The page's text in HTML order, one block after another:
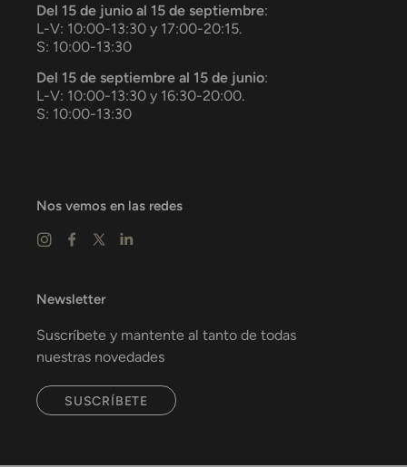
Del 15 de junio al 15 de septiembre:
L-V: 10:00-13:30 y 17:00-20:15.
S: 10:00-13:30
Del 15 de septiembre al 15 de junio:
L-V: 10:00-13:30 y 16:30-20:00.
S: 10:00-13:30
Nos vemos en las redes
Newsletter
Suscríbete y mantente al tanto de todas
nuestras novedades
SUSCRÍBETE